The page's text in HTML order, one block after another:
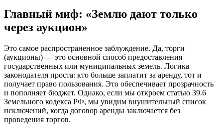
Главный миф: «Землю дают только
через аукцион»
Это самое распространенное заблуждение. Да, торги
(аукционы) — это основной способ предоставления
государственных или муниципальных земель. Логика
законодателя проста: кто больше заплатит за аренду, тот и
получает право пользования. Это обеспечивает прозрачность
и пополняет бюджет. Однако, если мы откроем статью 39.6
Земельного кодекса РФ, мы увидим внушительный список
исключений, когда договор аренды заключается без
проведения торгов.